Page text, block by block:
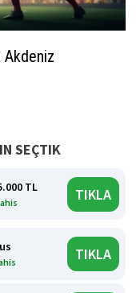
Akdeniz
SEÇTIK
TL TIKLA
TIKLA